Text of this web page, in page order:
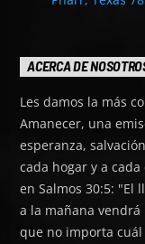
ACERCA DE
Les damos la más
Amanecer, una
esperanza,
cada hogar y a
en Salmos 30:5: "El
a la mañana
que no importa